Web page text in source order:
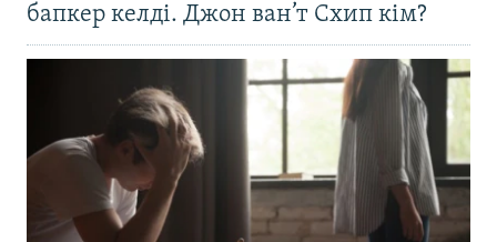
бапкер келді. Джон ван’т Схип кім?